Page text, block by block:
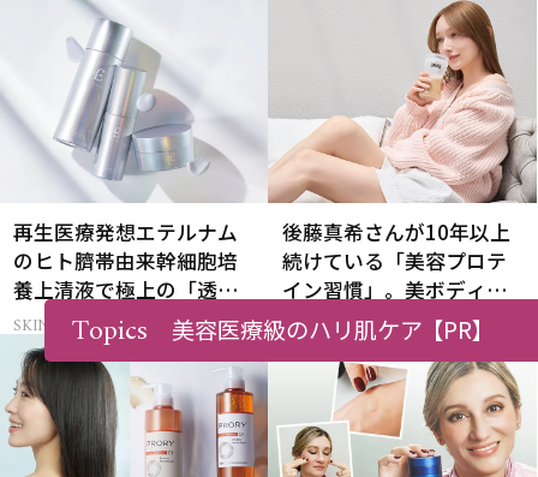
再生医療発想エテルナム
のヒト臍帯由来幹細胞培
養上清液で極上の「透明
感ハリ肌」へ
SKINCARE PR
後藤真希さんが10年以上
続けている「美容プロテ
イン習慣」。美ボディを
支える朝ルーティンと
は？
HEALTH
Topics 美容医療級のハリ肌ケア【PR】